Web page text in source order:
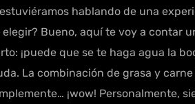
hablando de una
Bueno, aquí te voy a contar
¡puede que se te haga agua la
La combinación de grasa y
¡wow! Personalmente,